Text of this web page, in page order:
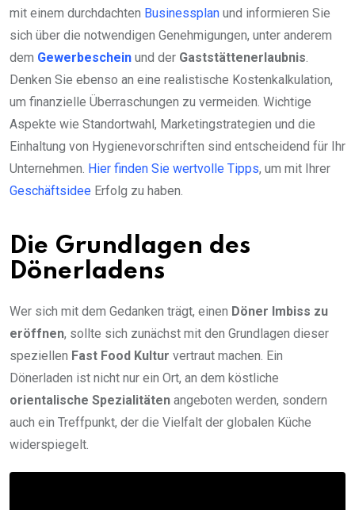
mit einem durchdachten Businessplan und informieren Sie
sich über die notwendigen Genehmigungen, unter anderem
dem Gewerbeschein und der Gaststättenerlaubnis.
Denken Sie ebenso an eine realistische Kostenkalkulation,
um finanzielle Überraschungen zu vermeiden. Wichtige
Aspekte wie Standortwahl, Marketingstrategien und die
Einhaltung von Hygienevorschriften sind entscheidend für Ihr
Unternehmen. Hier finden Sie wertvolle Tipps, um mit Ihrer
Geschäftsidee Erfolg zu haben.
Die Grundlagen des
Dönerladens
Wer sich mit dem Gedanken trägt, einen Döner Imbiss zu
eröffnen, sollte sich zunächst mit den Grundlagen dieser
speziellen Fast Food Kultur vertraut machen. Ein
Dönerladen ist nicht nur ein Ort, an dem köstliche
orientalische Spezialitäten angeboten werden, sondern
auch ein Treffpunkt, der die Vielfalt der globalen Küche
widerspiegelt.